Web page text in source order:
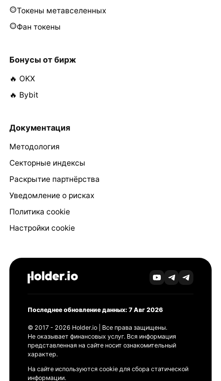
Токены метавселенных
Фан токены
Бонусы от бирж
🔥 OKX
🔥 Bybit
Документация
Методология
Секторные индексы
Раскрытие партнёрства
Уведомление о рисках
Политика cookie
Настройки cookie
Последнее обновление данных: 7 Авг 2026
© 2017 - 2026 Holder.io | Все права защищены.
Не оказывает финансовых услуг. Вся информация
представленная на сайте носит ознакомительный
характер.
На сайте используются cookie для сбора статической
информации.